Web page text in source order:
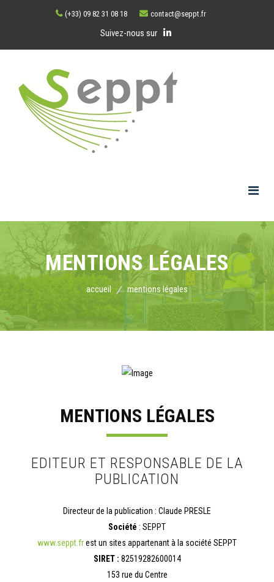
(+33) 09 82 31 08 18 contact@seppt.fr
Suivez-nous sur
MENTIONS LÉGALES
accueil mentions légales
MENTIONS LÉGALES
EDITEUR ET RESPONSABLE DE LA
PUBLICATION
Directeur de la publication : Claude PRESLE
Société : SEPPT
www.seppt.frest un sites appartenant à la société SEPPT
SIRET : 82519282600014
153 rue du Centre